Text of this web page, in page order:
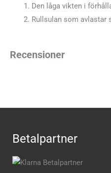
Den låga vikten i
Rullsulan som avlastar
Recensioner
Betalpartner